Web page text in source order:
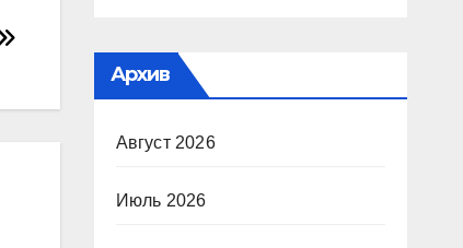
Архив
Август 2026
Июль 2026